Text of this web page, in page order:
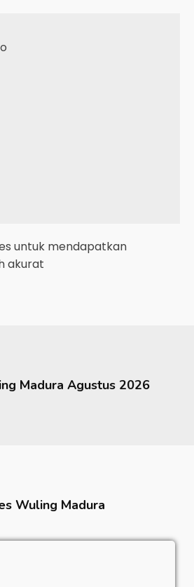
untuk mendapatkan
akurat
Madura Agustus 2026
Wuling Madura